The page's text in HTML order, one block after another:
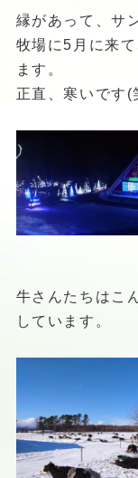
縁があって、サ
牧場に5月に来
ます。
正直、寒いです(
牛さんたちはこ
しています。